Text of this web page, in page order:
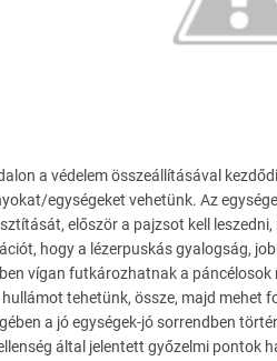
a védelem összeállításával
egységeket vehetünk. Az
először a pajzsot kell
hogy a lézerpuskás gyalogság,
vígan futkározhatnak a
hullámot tehetünk, össze, majd mehet
a jó egységek-jó sorrendben
által jelentett győzelmi pontok